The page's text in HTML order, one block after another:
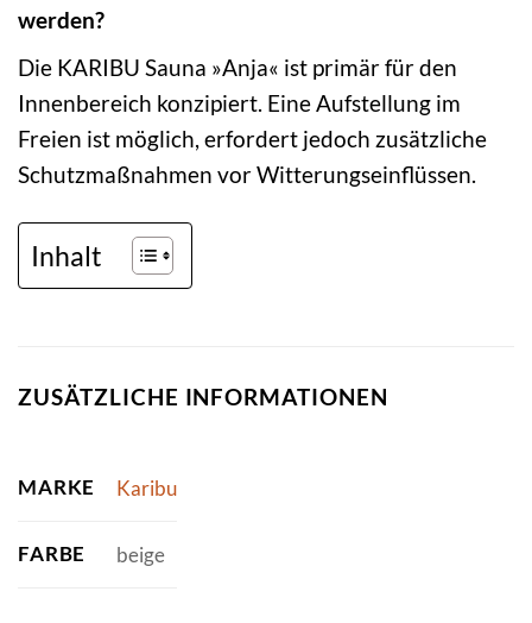
werden?
Die KARIBU Sauna »Anja« ist primär für den
Innenbereich konzipiert. Eine Aufstellung im
Freien ist möglich, erfordert jedoch zusätzliche
Schutzmaßnahmen vor Witterungseinflüssen.
Inhalt
ZUSÄTZLICHE INFORMATIONEN
MARKE Karibu
FARBE beige